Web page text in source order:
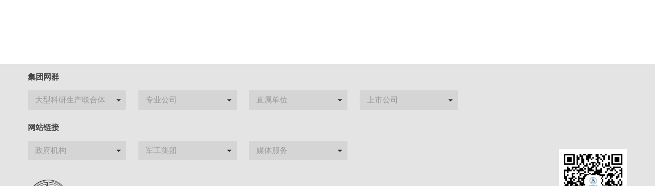
集团网群
大型科研生产联合体 专业公司 直属单位 上市公司
网站链接
政府机构 军工集团 媒体服务